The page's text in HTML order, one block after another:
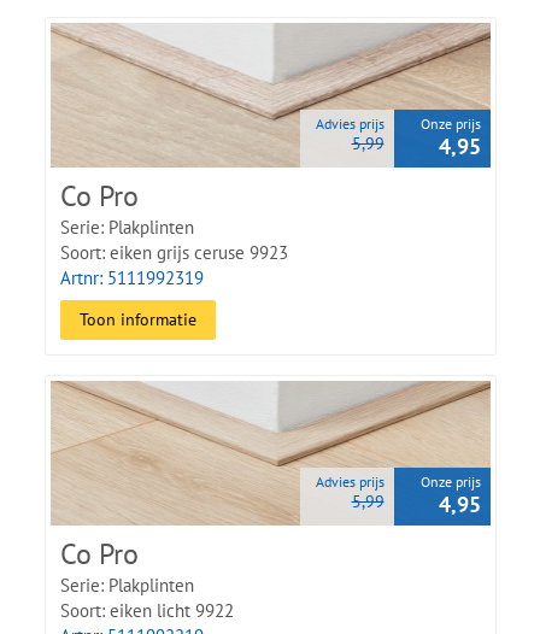
Advies prijs
5,99
Onze prijs
4,95
Co Pro
Serie: Plakplinten
Soort: eiken grijs ceruse 9923
Artnr: 5111992319
Toon informatie
Advies prijs
5,99
Onze prijs
4,95
Co Pro
Serie: Plakplinten
Soort: eiken licht 9922